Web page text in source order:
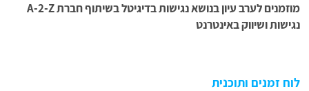
מוזמנים לערב עיון בנושא נגישות בדיגיטל בשיתוף חברת A-2-Z
נגישות ושיווק באינטרנט
לוח זמנים ותוכנית